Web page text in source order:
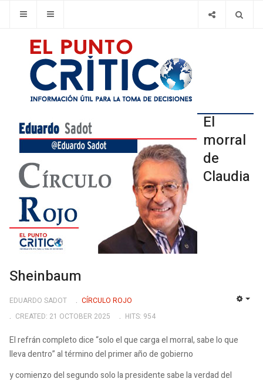
El
morral
de
Claudia
Sheinbaum
EDUARDO SADOT
CÍRCULO ROJO
CREATED: 21 OCTOBER 2025
HITS: 954
El refrán completo dice “solo el que carga el morral, sabe lo que
lleva dentro” al término del primer año de gobierno
y comienzo del segundo solo la presidente sabe la verdad del